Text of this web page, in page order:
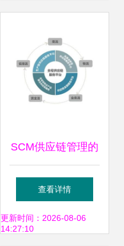
SCM供应链管理的
作用与价值解析 为
何现代企业离不开
查看详情
更新时间：2026-08-06
14:27:10